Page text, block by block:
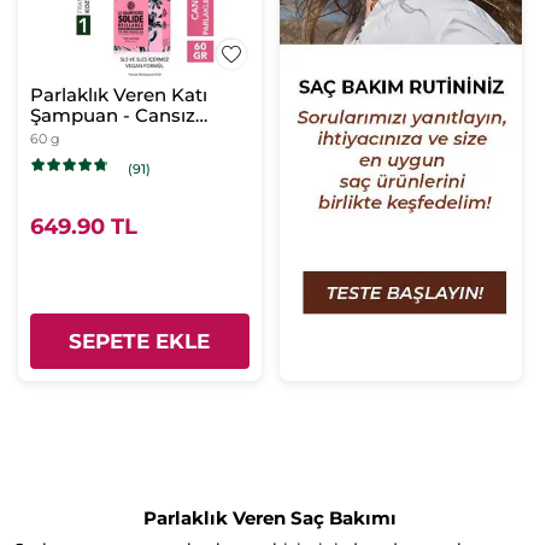
Parlaklık Veren Katı
Şampuan - Cansız
Saçlar / Brillance -
SLS,SLES
içermez,Tuzsuz, Vegan
60 g
(91)
649.90 TL
SEPETE EKLE
Parlaklık Veren Saç Bakımı